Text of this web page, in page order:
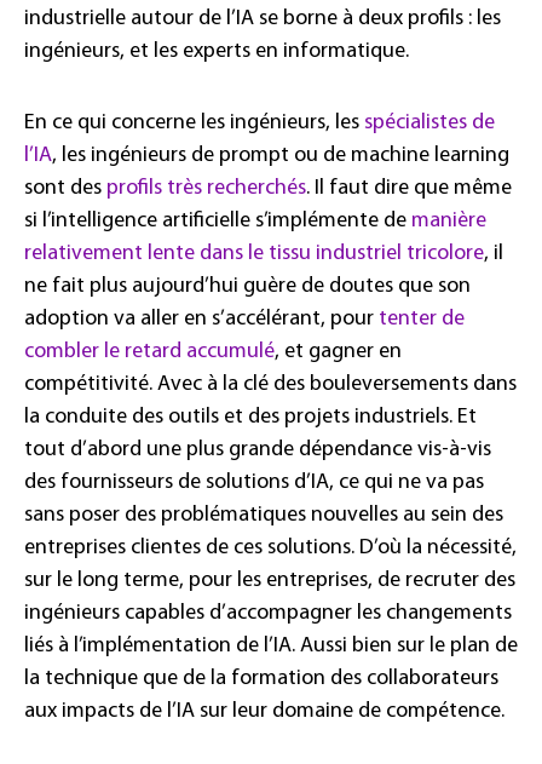
industrielle autour de l’IA se borne à deux profils : les
ingénieurs, et les experts en informatique.
En ce qui concerne les ingénieurs, les spécialistes de
l’IA, les ingénieurs de prompt ou de machine learning
sont des profils très recherchés. Il faut dire que même
si l’intelligence artificielle s’implémente de manière
relativement lente dans le tissu industriel tricolore, il
ne fait plus aujourd’hui guère de doutes que son
adoption va aller en s’accélérant, pour tenter de
combler le retard accumulé, et gagner en
compétitivité. Avec à la clé des bouleversements dans
la conduite des outils et des projets industriels. Et
tout d’abord une plus grande dépendance vis-à-vis
des fournisseurs de solutions d’IA, ce qui ne va pas
sans poser des problématiques nouvelles au sein des
entreprises clientes de ces solutions. D’où la nécessité,
sur le long terme, pour les entreprises, de recruter des
ingénieurs capables d’accompagner les changements
liés à l’implémentation de l’IA. Aussi bien sur le plan de
la technique que de la formation des collaborateurs
aux impacts de l’IA sur leur domaine de compétence.